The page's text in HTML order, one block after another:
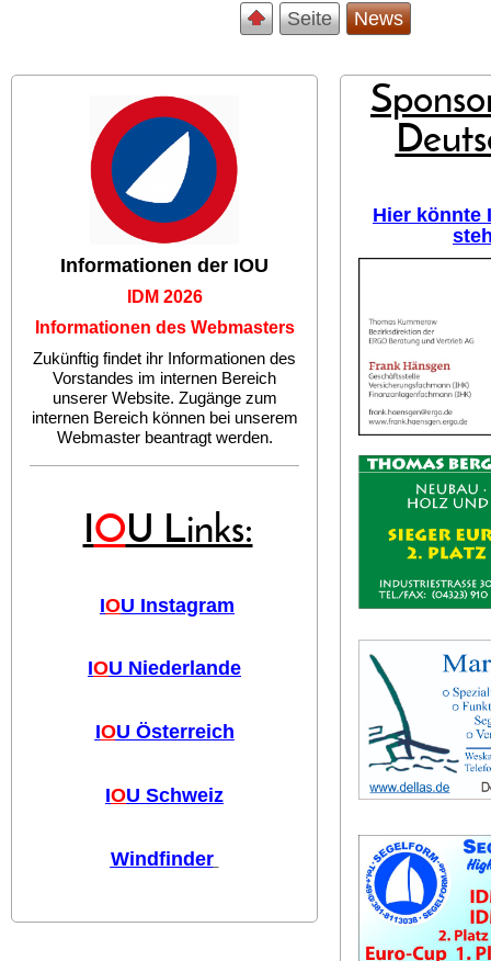
Seite News
Informationen der IOU
IDM 2026
Informationen des Webmasters
Zukünftig findet ihr Informationen des
Vorstandes im internen Bereich
unserer Website. Zugänge zum
internen Bereich können bei unserem
Webmaster beantragt werden.
IOU Links:
IOU Instagram
IOU Niederlande
IOU Österreich
IOU Schweiz
Windfinder
Hier könnte